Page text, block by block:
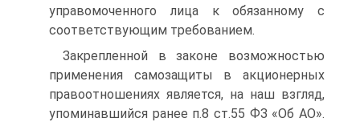
управомоченного лица к обязанному с
соответствующим требованием.
Закрепленной в законе возможностью
применения самозащиты в акционерных
правоотношениях является, на наш взгляд,
упоминавшийся ранее п.8 ст.55 ФЗ «Об АО».